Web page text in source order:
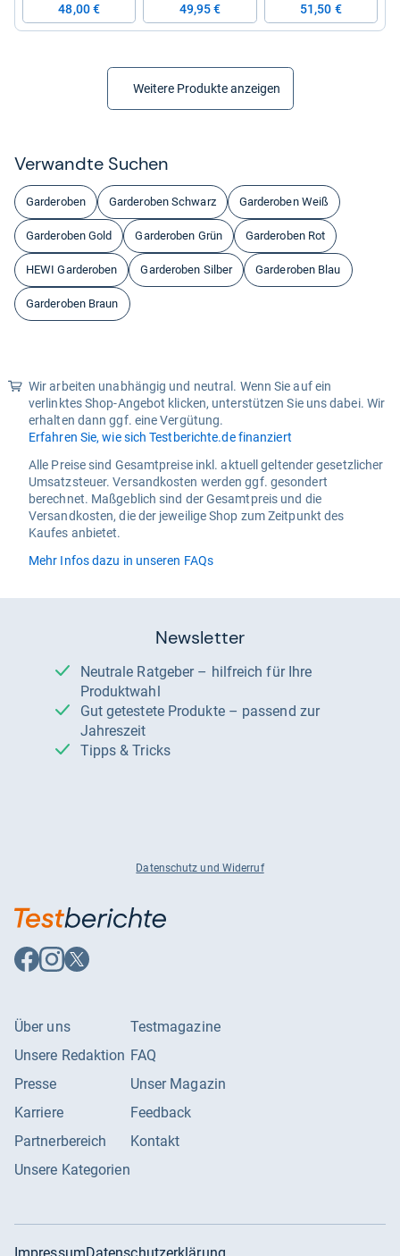
48,00 € 49,95 € 51,50 €
Weitere Produkte anzeigen
Ver­wandte Suchen
Garderoben Garderoben Schwarz Garderoben Weiß
Garderoben Gold Garderoben Grün Garderoben Rot
HEWI Garderoben Garderoben Silber Garderoben Blau
Garderoben Braun
Wir arbeiten unabhängig und neutral. Wenn Sie auf ein
verlinktes Shop-Angebot klicken, unterstützen Sie uns dabei. Wir
erhalten dann ggf. eine Vergütung.
Erfahren Sie, wie sich Testberichte.de finanziert
Alle Preise sind Gesamtpreise inkl. aktuell geltender gesetzlicher
Umsatzsteuer. Versandkosten werden ggf. gesondert
berechnet. Maßgeblich sind der Gesamtpreis und die
Versandkosten, die der jeweilige Shop zum Zeitpunkt des
Kaufes anbietet.
Mehr Infos dazu in unseren FAQs
Newsletter
Neutrale Ratgeber – hilfreich für Ihre
Produktwahl
Gut getestete Produkte – passend zur
Jahreszeit
Tipps & Tricks
Datenschutz und Widerruf
Auf
Facebook
Auf
Instagram
Auf
X
Über uns
Unsere Redaktion
Presse
Karriere
Partnerbereich
Unsere Kategorien
Testmagazine
FAQ
Unser Magazin
Feedback
Kontakt